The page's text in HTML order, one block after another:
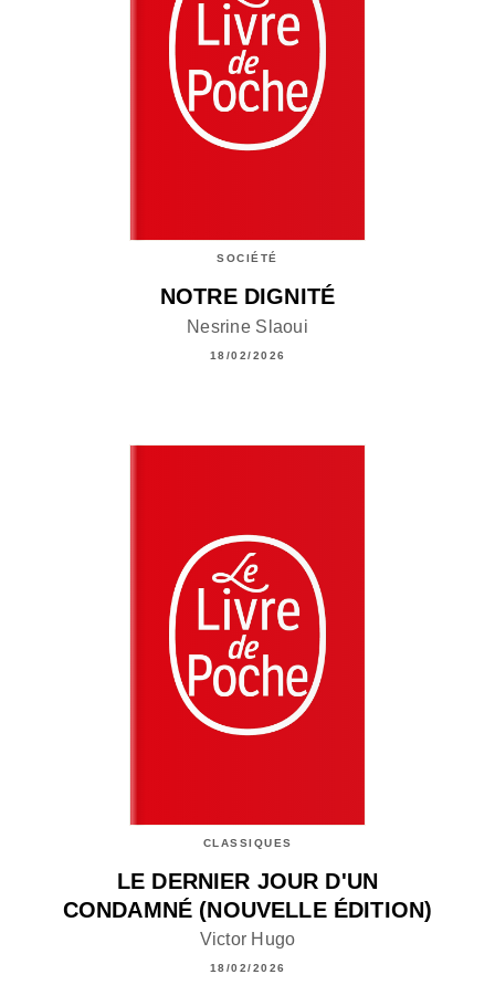
SOCIÉTÉ
NOTRE DIGNITÉ
Nesrine Slaoui
18/02/2026
CLASSIQUES
LE DERNIER JOUR D'UN
CONDAMNÉ (NOUVELLE ÉDITION)
Victor Hugo
18/02/2026